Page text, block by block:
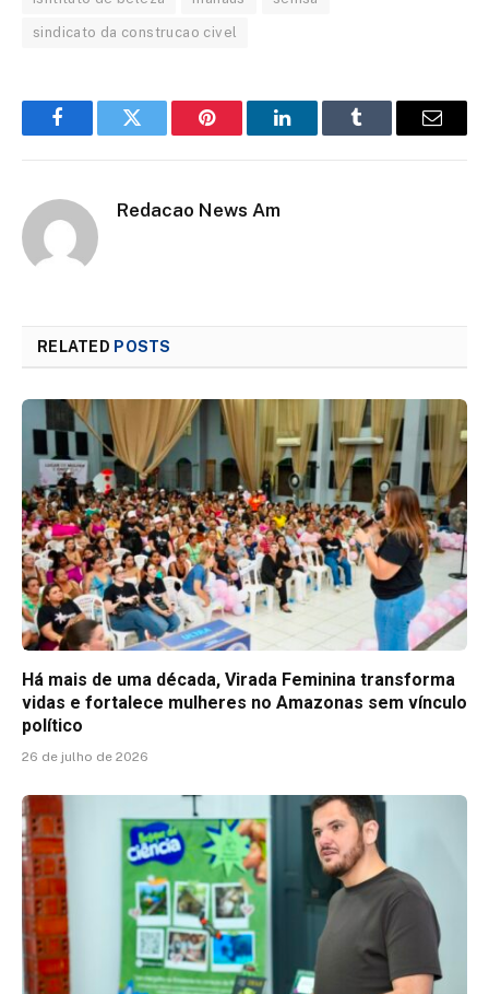
sindicato da construcao civel
FacebookTwitter Pinterest LinkedInTumblr Email
Redacao News Am
RELATED POSTS
Há mais de uma década, Virada Feminina transforma
vidas e fortalece mulheres no Amazonas sem vínculo
político
26 de julho de 2026